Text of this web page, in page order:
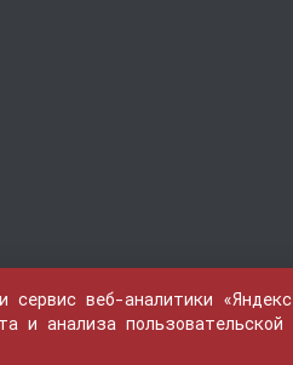
веб-аналитики «Яндекс
и анализа пользовательской